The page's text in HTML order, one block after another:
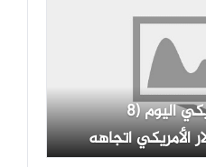
سعر صرف الدولار الأمريكي اليوم (8
اتجاهه